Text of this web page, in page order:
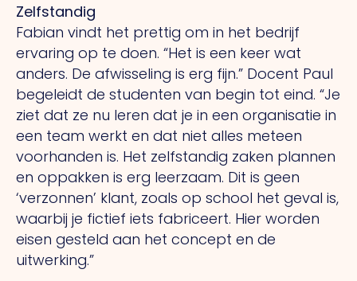
Zelfstandig
Fabian vindt het prettig om in het bedrijf
ervaring op te doen. “Het is een keer wat
anders. De afwisseling is erg fijn.” Docent Paul
begeleidt de studenten van begin tot eind. “Je
ziet dat ze nu leren dat je in een organisatie in
een team werkt en dat niet alles meteen
voorhanden is. Het zelfstandig zaken plannen
en oppakken is erg leerzaam. Dit is geen
‘verzonnen’ klant, zoals op school het geval is,
waarbij je fictief iets fabriceert. Hier worden
eisen gesteld aan het concept en de
uitwerking.”